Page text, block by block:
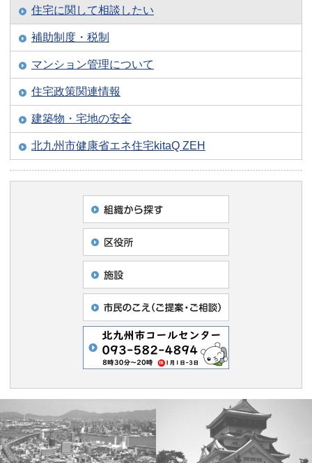
住宅に関して相談したい
補助制度・税制
マンション管理について
住宅政策関連情報
建築物・宅地の安全
北九州市健康省エネ住宅kitaQ ZEH